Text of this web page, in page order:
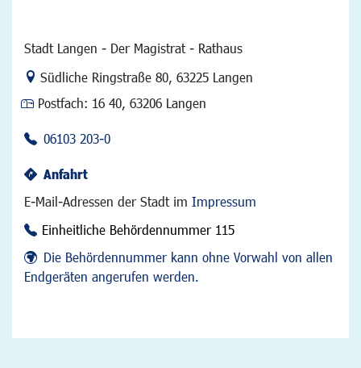
Stadt Langen - Der Magistrat - Rathaus
Link zur Google-Maps Navigation
Südliche Ringstraße 80, 63225 Langen
Postfach: 16 40, 63206 Langen
06103 203-0
Anfahrt
E-Mail-Adressen der Stadt im Impressum
Einheitliche Behördennummer 115
Die Behördennummer kann ohne Vorwahl von allen
Endgeräten angerufen werden.